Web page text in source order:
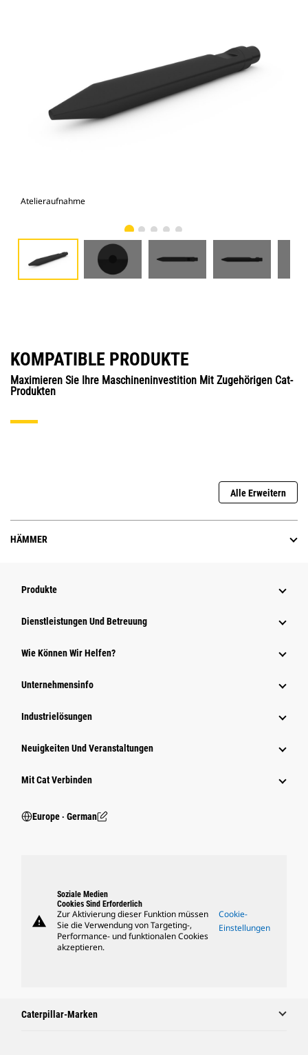
Atelieraufnahme
KOMPATIBLE PRODUKTE
Maximieren Sie Ihre Maschineninvestition Mit Zugehörigen Cat-
Produkten
Alle Erweitern
HÄMMER
Produkte
Dienstleistungen Und Betreuung
Wie Können Wir Helfen?
Unternehmensinfo
Industrielösungen
Neuigkeiten Und Veranstaltungen
Mit Cat Verbinden
Europe ‧ German
warning
Soziale Medien
Cookies Sind Erforderlich
Zur Aktivierung dieser Funktion müssen
Sie die Verwendung von Targeting-,
Performance- und funktionalen Cookies
akzeptieren.
Cookie-
Einstellungen
Caterpillar-Marken